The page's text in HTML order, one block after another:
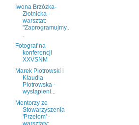
Iwona Brzózka-
Złotnicka -
warsztat:
"Zaprogramujmy..
.
Fotograf na
konferencji
XXVSNM
Marek Piotrowski i
Klaudia
Piotrowska -
wystąpieni...
Mentorzy ze
Stowarzyszenia
'Przełom' -